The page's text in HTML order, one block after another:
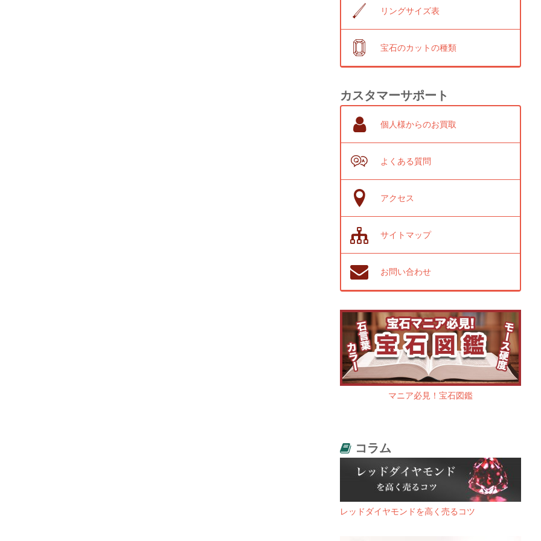
リングサイズ表
宝石のカットの種類
カスタマーサポート
個人様からのお買取
よくある質問
アクセス
サイトマップ
お問い合わせ
マニア必見！宝石図鑑
コラム
レッドダイヤモンドを高く売るコツ